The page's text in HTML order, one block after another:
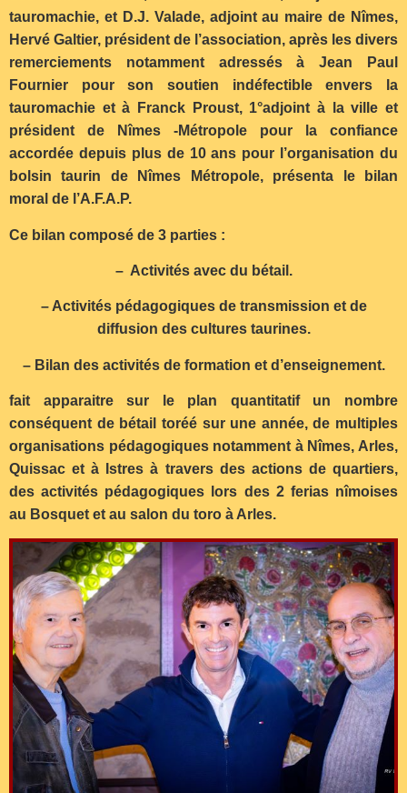
tauromachie, et D.J. Valade, adjoint au maire de Nîmes,
Hervé Galtier, président de l’association, après les divers
remerciements notamment adressés à Jean Paul
Fournier pour son soutien indéfectible envers la
tauromachie et à Franck Proust, 1°adjoint à la ville et
président de Nîmes -Métropole pour la confiance
accordée depuis plus de 10 ans pour l’organisation du
bolsin taurin de Nîmes Métropole, présenta le bilan
moral de l’A.F.A.P.
Ce bilan composé de 3 parties :
– Activités avec du bétail.
– Activités pédagogiques de transmission et de
diffusion des cultures taurines.
– Bilan des activités de formation et d’enseignement.
fait apparaitre sur le plan quantitatif un nombre
conséquent de bétail toréé sur une année, de multiples
organisations pédagogiques notamment à Nîmes, Arles,
Quissac et à Istres à travers des actions de quartiers,
des activités pédagogiques lors des 2 ferias nîmoises
au Bosquet et au salon du toro à Arles.